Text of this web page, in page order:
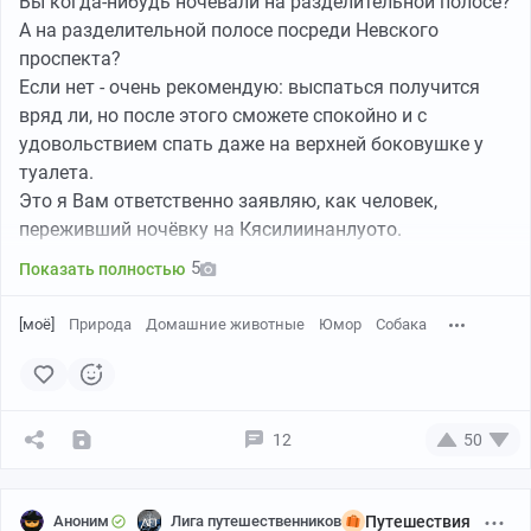
метров 50, а там с песка сразу в море.
Маршрут путешествия. Зелёным отмечены места стоянок.
Налегая на весло свежими силами резво пошёл в
восточном направлении, к мосту Русский, мост кстати
опасения что вот-вот из-за угла выскочит катер
А на разделительной полосе посреди Невского
проспекта?
Если нет - очень рекомендую: выспаться получится
вряд ли, но после этого сможете спокойно и с
удовольствием спать даже на верхней боковушке у
туалета.
Это я Вам ответственно заявляю, как человек,
переживший ночёвку на Кясилиинанлуото.
Показать полностью 5
[моё] Природа Домашние животные Юмор Собака
12 50
Аноним Лига путешественников Путешествия